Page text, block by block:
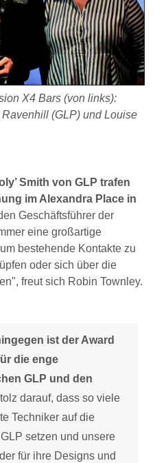
X4 Bars (von links):
(GLP) und Louise
Smith von GLP trafen
im Alexandra Place in
Geschäftsführer der
eine großartige
bestehende Kontakte zu
oder sich über die
freut sich Robin Townley.
ist der Award
die enge
GLP und den
darauf, dass so viele
Techniker auf die
setzen und unsere
für ihre Designs und